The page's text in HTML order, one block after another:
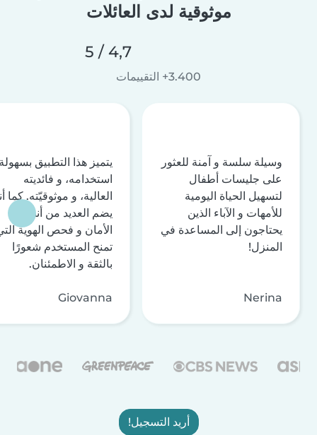
موثوقية لدى العائلات
4,7 / 5
3.400+ التقييمات
وسيلة سلسة و آمنة للعثور
على جليسات أطفال
لتسهيل الحياة اليومية
للأمهات و الآباء الذين
يحتاجون إلى المساعدة في
المنزل!
Nerina
يتميز هذا التطبيق
استخدامه، و فائديته
العالية، و موثوقيّته. كما
يضم العديد من أنظمة
الأمان و فحص الهوية
تمنح المستخدم شعورًا
بالثقة و الاطمئنان.
Giovanna
أريد التسجيل!